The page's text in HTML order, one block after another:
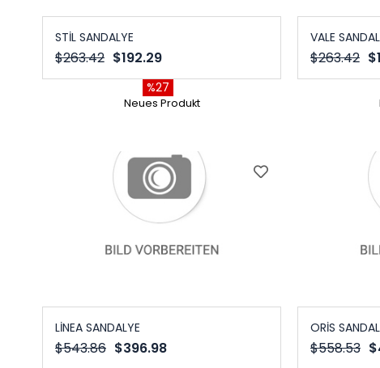
STİL SANDALYE
$192.29
$263.42
%27
Neues Produkt
VALE
$263.42
LİNEA SANDALYE
$396.98
$543.86
ORİS
$558.53